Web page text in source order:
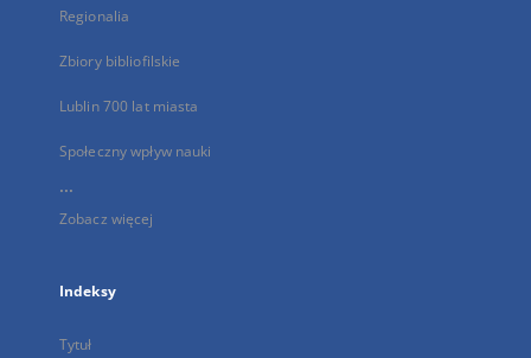
Regionalia
Zbiory bibliofilskie
Lublin 700 lat miasta
Społeczny wpływ nauki
...
Zobacz więcej
Indeksy
Tytuł